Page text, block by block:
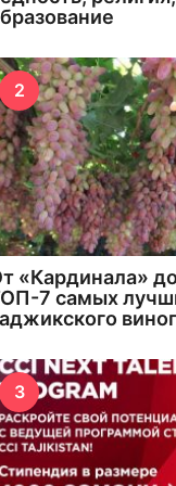
2
«Кардинала»
7 самых
3